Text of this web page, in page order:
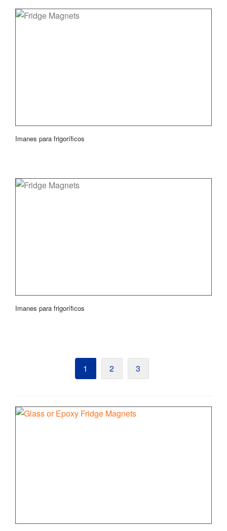
Imanes para frigoríficos
Imanes para frigoríficos
1 2 3